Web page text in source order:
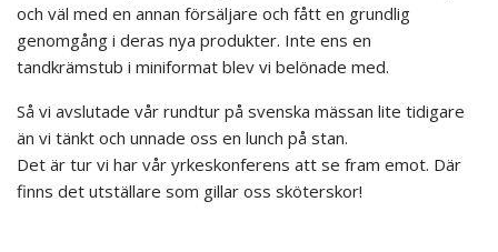
och väl med en annan försäljare och fått en grundlig
genomgång i deras nya produkter. Inte ens en
tandkrämstub i miniformat blev vi belönade med.
Så vi avslutade vår rundtur på svenska mässan lite tidigare
än vi tänkt och unnade oss en lunch på stan.
Det är tur vi har vår yrkeskonferens att se fram emot. Där
finns det utställare som gillar oss sköterskor!